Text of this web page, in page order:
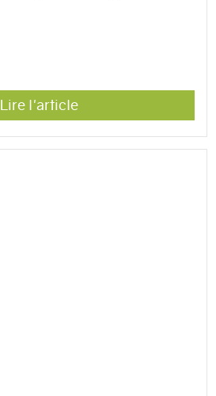
Lire l'article